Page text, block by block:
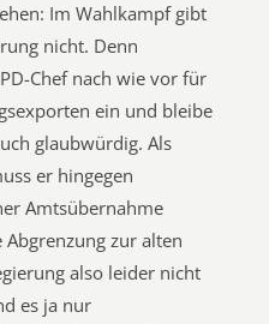
Im Wahlkampf gibt
nicht. Denn
Chef nach wie vor für
ein und bleibe
glaubwürdig. Als
er hingegen
Amtsübernahme
Abgrenzung zur alten
also leider nicht
es ja nur